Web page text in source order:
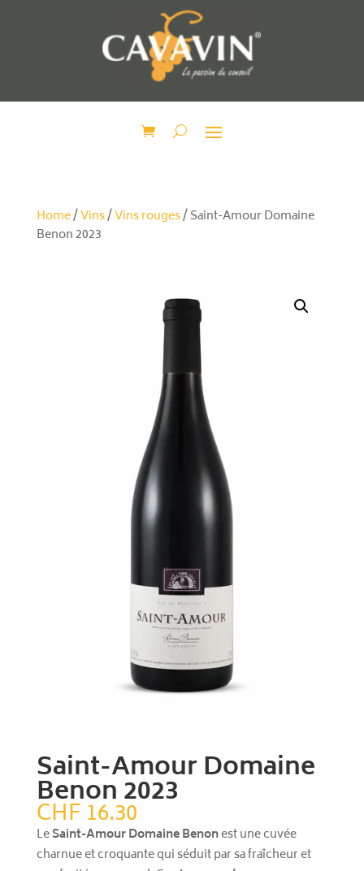
Home/Vins/Vins rouges/ Saint-Amour Domaine
Benon 2023
Saint-Amour Domaine
Benon 2023
CHF16.30
LeSaint-Amour Domaine Benonest une cuvée
charnue et croquante qui séduit par sa fraîcheur et